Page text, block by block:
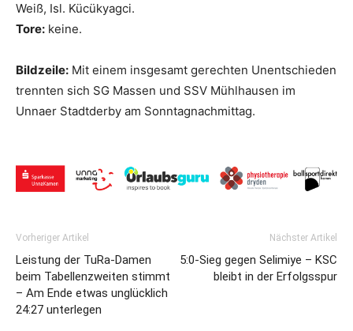
Weiß, Isl. Kücükyagci.
Tore: keine.
Bildzeile: Mit einem insgesamt gerechten Unentschieden
trennten sich SG Massen und SSV Mühlhausen im
Unnaer Stadtderby am Sonntagnachmittag.
Vorheriger Artikel
Leistung der TuRa-Damen
beim Tabellenzweiten stimmt
– Am Ende etwas unglücklich
24:27 unterlegen
Nächster Artikel
5:0-Sieg gegen Selimiye – KSC
bleibt in der Erfolgsspur